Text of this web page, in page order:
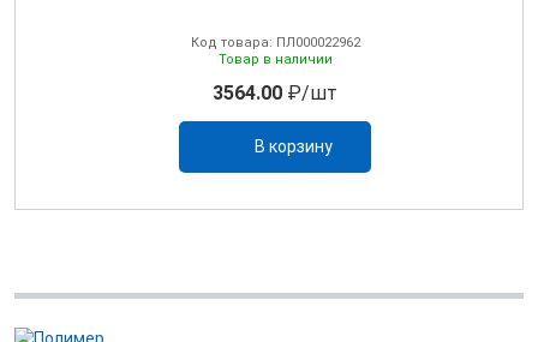
Код товара: ПЛ000022962
Товар в наличии
3564.00 ₽/шт
В корзину